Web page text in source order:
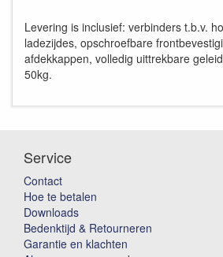
Levering is inclusief: verbinders t.b.v.
ladezijdes, opschroefbare
afdekkappen, volledig uittrekbare
50kg.
Service
Contact
Hoe te betalen
Downloads
Bedenktijd & Retourneren
Garantie en klachten